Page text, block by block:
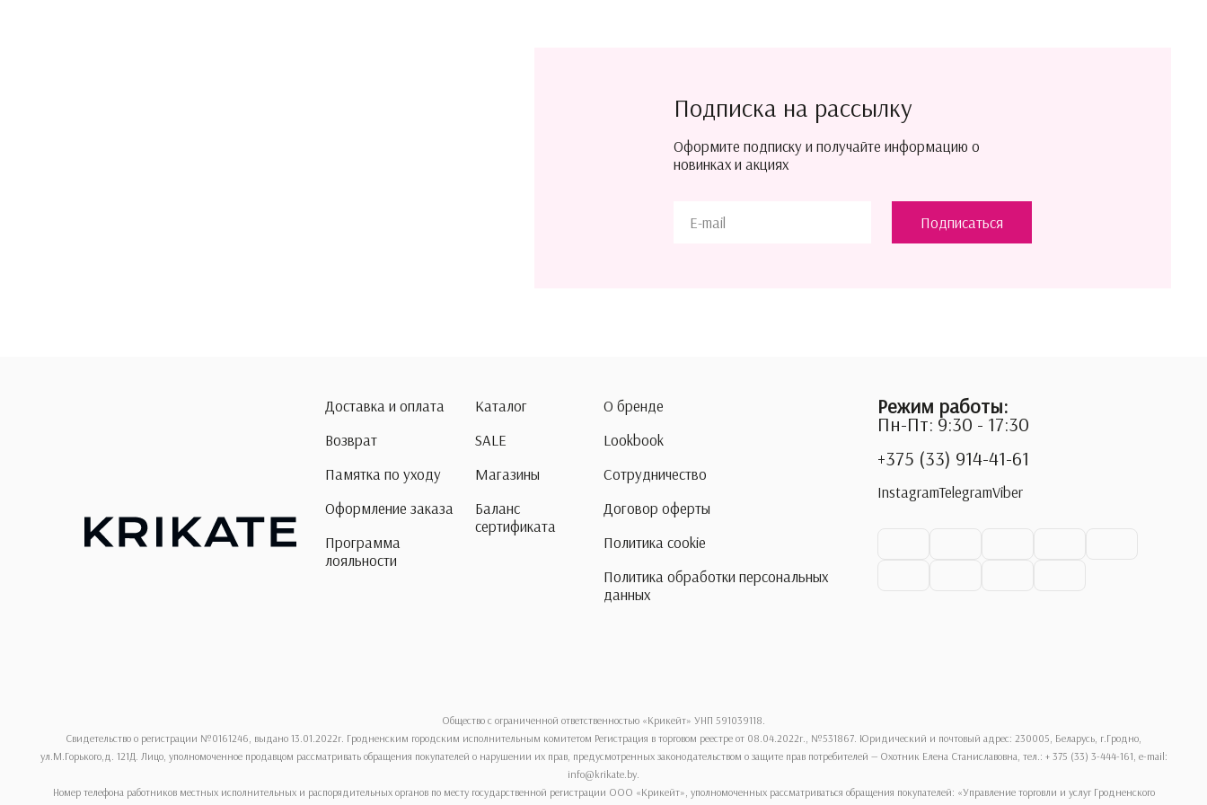
Подписка на рассылку
Оформите подписку и получайте информацию о
новинках и акциях
Подписаться
Доставка и оплата
Возврат
Памятка по уходу
Оформление заказа
Программа
лояльности
Каталог
SALE
Магазины
Баланс
сертификата
О бренде
Lookbook
Сотрудничество
Договор оферты
Политика cookie
Политика обработки персональных
данных
Режим работы:
Пн-Пт: 9:30 - 17:30
+375 (33) 914-41-61
InstagramTelegramViber
Общество с ограниченной ответственностью «Крикейт» УНП 591039118.
Свидетельство о регистрации №0161246, выдано 13.01.2022г. Гродненским городским исполнительным комитетом Регистрация в торговом реестре от 08.04.2022г., №531867. Юридический и почтовый адрес: 230005, Беларусь, г.Гродно,
ул.М.Горького,д. 121Д. Лицо, уполномоченное продавцом рассматривать обращения покупателей о нарушении их прав, предусмотренных законодательством о защите прав потребителей — Охотник Елена Станиславовна, тел.: + 375 (33) 3-444-161, e-mail:
info@krikate.by.
Номер телефона работников местных исполнительных и распорядительных органов по месту государственной регистрации ООО «Крикейт», уполномоченных рассматриваться обращения покупателей: «Управление торговли и услуг Гродненского